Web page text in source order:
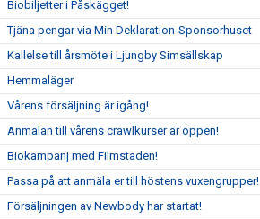
Biobiljetter i Påskägget!
Tjäna pengar via Min Deklaration-Sponsorhuset
Kallelse till årsmöte i Ljungby Simsällskap
Hemmaläger
Vårens försäljning är igång!
Anmälan till vårens crawlkurser är öppen!
Biokampanj med Filmstaden!
Passa på att anmäla er till höstens vuxengrupper!
Försäljningen av Newbody har startat!